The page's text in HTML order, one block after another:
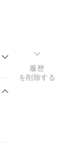
履歴
を削除する